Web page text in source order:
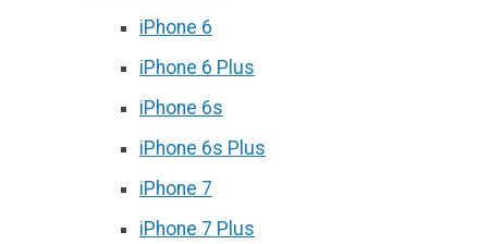
iPhone 6
iPhone 6 Plus
iPhone 6s
iPhone 6s Plus
iPhone 7
iPhone 7 Plus